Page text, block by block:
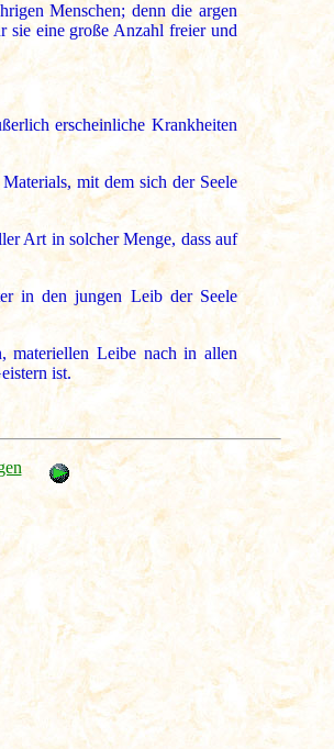
Menschen; denn die argen
sie eine große Anzahl freier und
erscheinliche Krankheiten
mit dem sich der Seele
Art in solcher Menge, dass auf
in den jungen Leib der Seele
materiellen Leibe nach in allen
ist.